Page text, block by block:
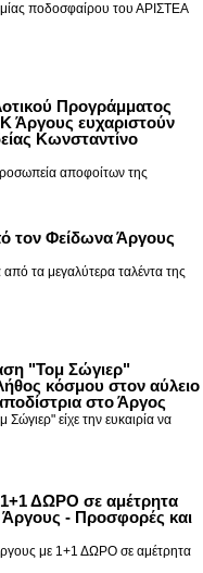
ποδοσφαίρου του ΑΡΙΣΤΕΑ
Προγράμματος
Άργους ευχαριστούν
Κωνσταντίνο
αποφοίτων της
τον Φείδωνα Άργους
τα μεγαλύτερα ταλέντα της
"Τομ Σώγιερ"
κόσμου στον αύλειο
στο Άργος
είχε την ευκαιρία να
1+1 ΔΩΡΟ σε αμέτρητα
Άργους - Προσφορές και
με 1+1 ΔΩΡΟ σε αμέτρητα